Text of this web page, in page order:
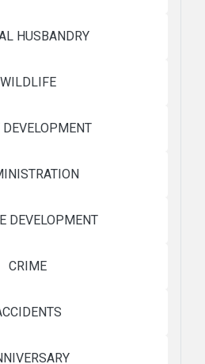
HUSBANDRY
WILDLIFE
DEVELOPMENT
DEVELOPMENT
CRIME